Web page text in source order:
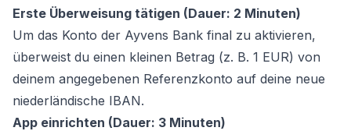
Erste Überweisung tätigen (Dauer: 2 Minuten)
Um das Konto der Ayvens Bank final zu aktivieren,
überweist du einen kleinen Betrag (z. B. 1 EUR) von
deinem angegebenen Referenzkonto auf deine neue
niederländische IBAN.
App einrichten (Dauer: 3 Minuten)